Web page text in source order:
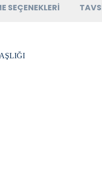
SEÇENEKLERI